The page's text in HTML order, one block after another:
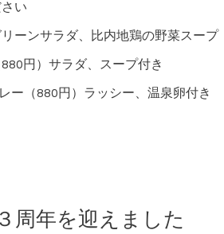
い
ーンサラダ、比内地鶏の野菜スープ
円）サラダ、スープ付き
ー（880円）ラッシー、温泉卵付き
周年を迎えました